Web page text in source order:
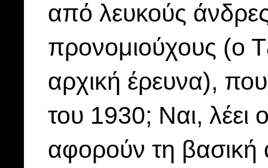
από λευκούς
προνομιούχους (ο
αρχική έρευνα),
του 1930; Ναι,
αφορούν τη βασική